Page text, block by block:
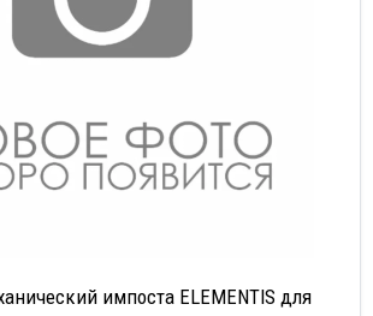
импоста ELEMENTIS для